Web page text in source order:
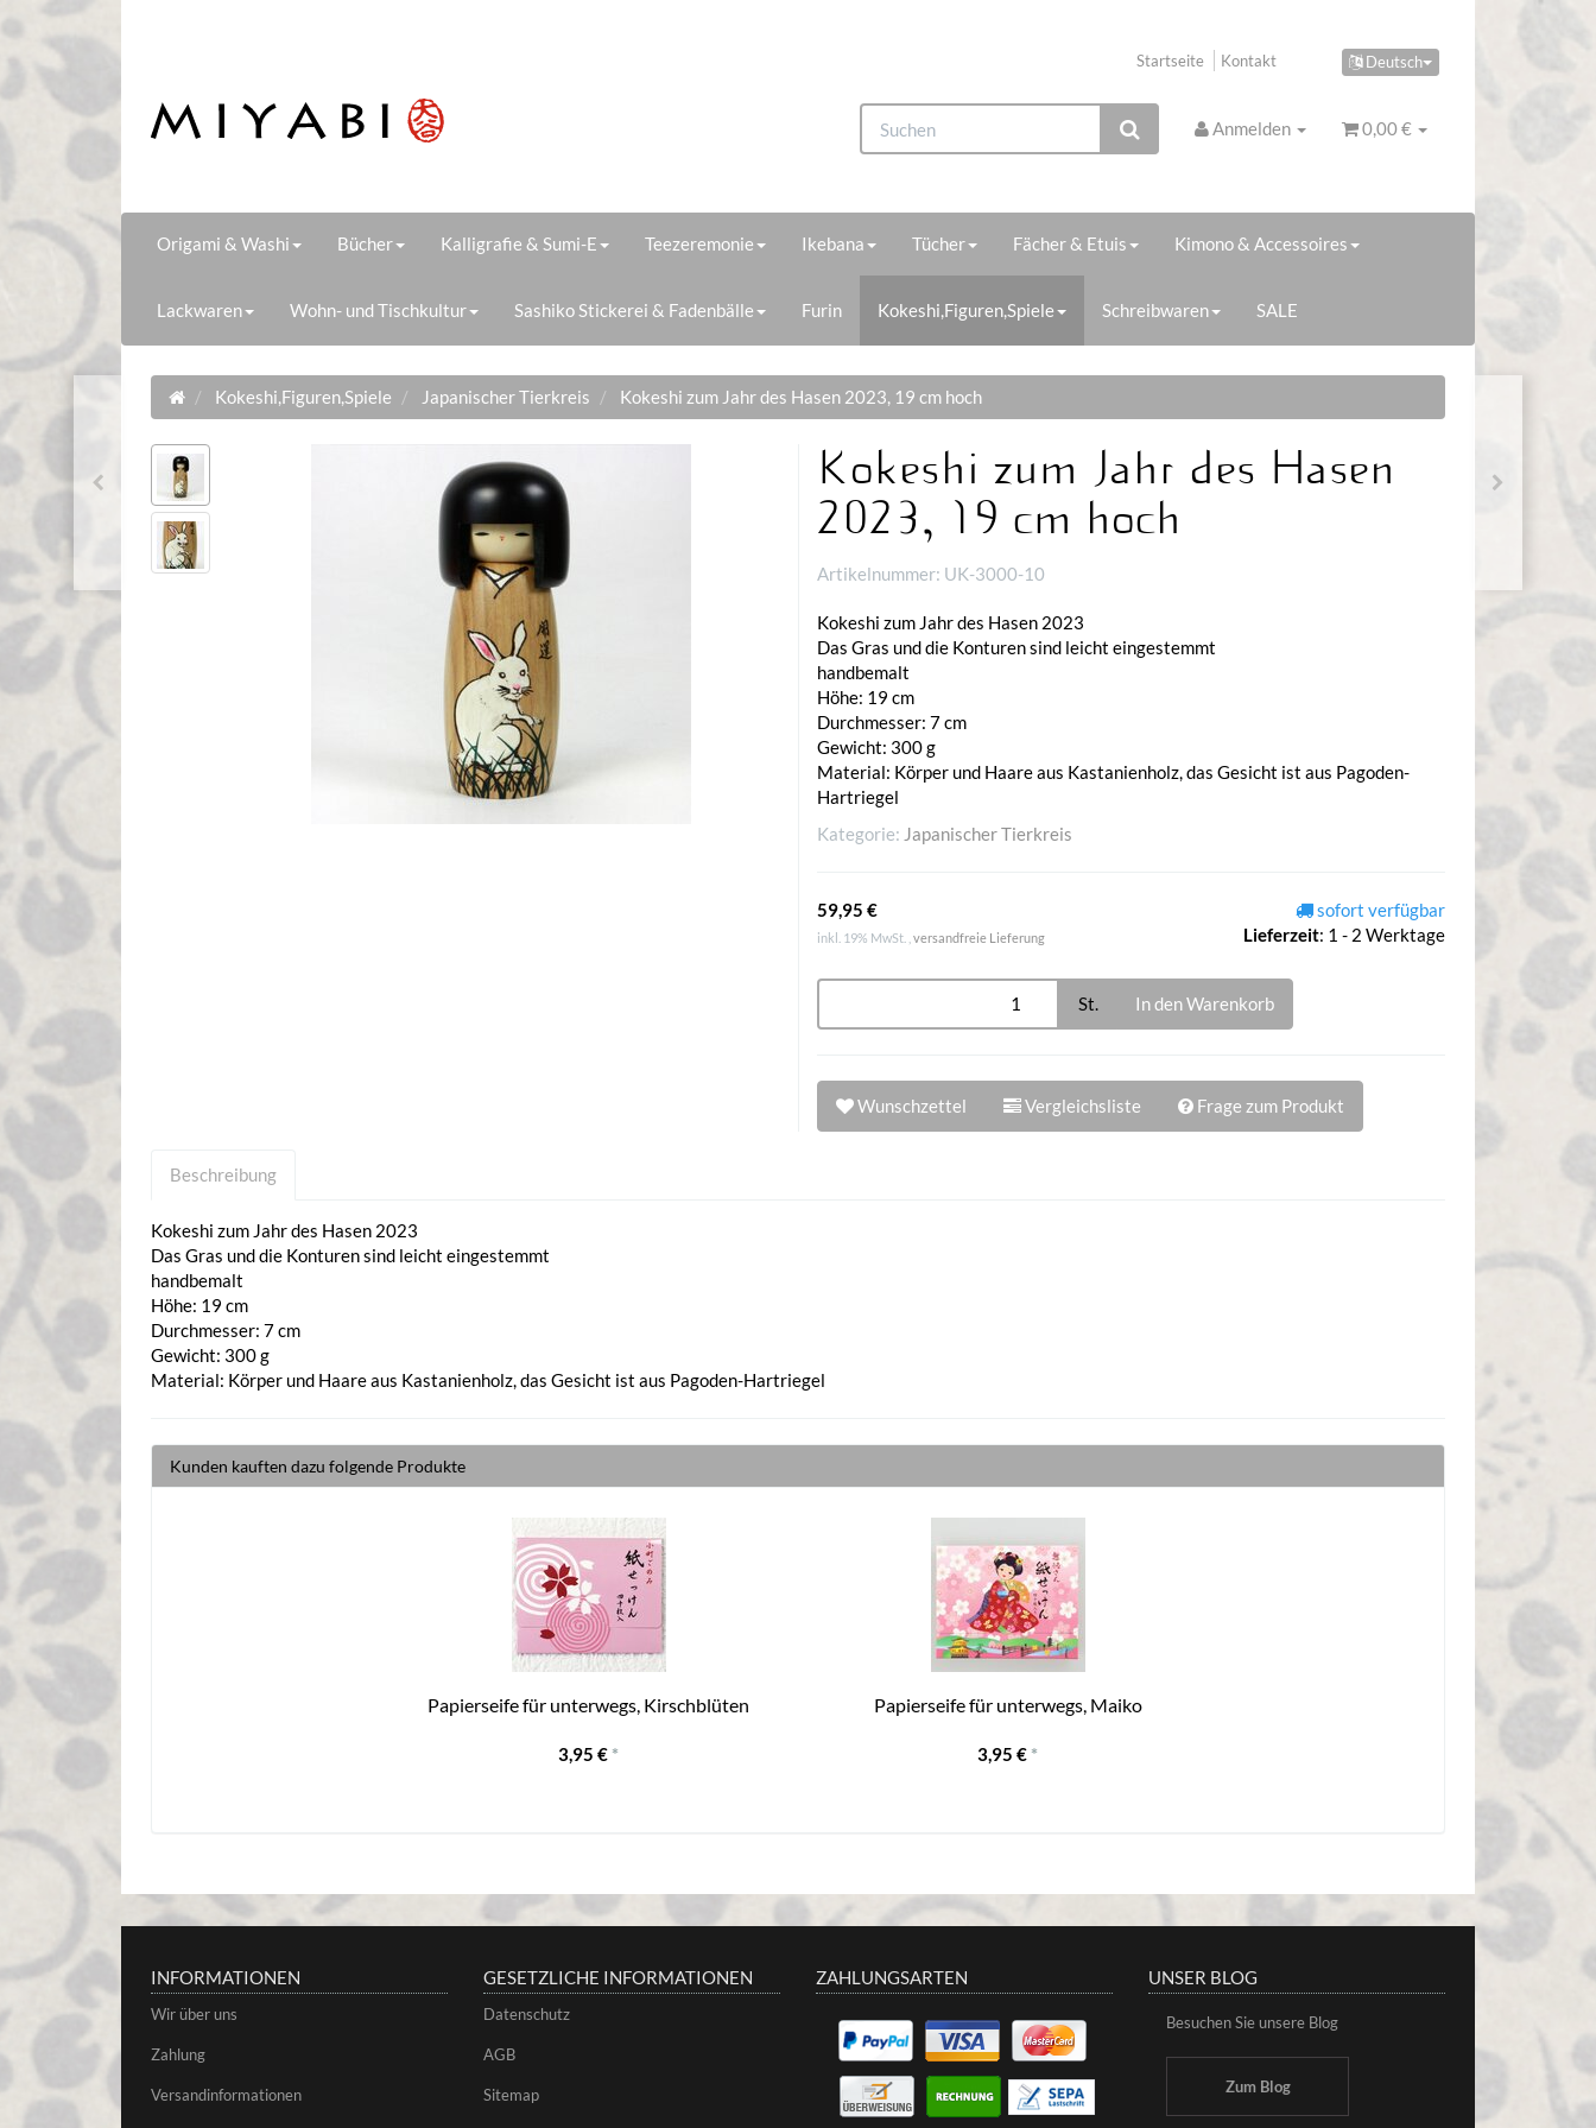
Deutsch
Startseite Kontakt
Anmelden 0,00 €
Origami & Washi Bücher Kalligrafie & Sumi-E Teezeremonie Ikebana Tücher Fächer & Etuis Kimono & Accessoires
Lackwaren Wohn- und Tischkultur Sashiko Stickerei & Fadenbälle Furin Kokeshi,Figuren,Spiele Schreibwaren SALE
Kokeshi,Figuren,Spiele Japanischer Tierkreis Kokeshi zum Jahr des Hasen 2023, 19 cm hoch
Kokeshi zum Jahr des Hasen
2023, 19 cm hoch
Artikelnummer: UK-3000-10
Kokeshi zum Jahr des Hasen 2023
Das Gras und die Konturen sind leicht eingestemmt
handbemalt
Höhe: 19 cm
Durchmesser: 7 cm
Gewicht: 300 g
Material: Körper und Haare aus Kastanienholz, das Gesicht ist aus Pagoden-
Hartriegel
Kategorie: Japanischer Tierkreis
59,95 €
inkl. 19% MwSt. , versandfreie Lieferung
sofort verfügbar
Lieferzeit: 1 - 2 Werktage
St. In den Warenkorb
Wunschzettel Vergleichsliste Frage zum Produkt
Beschreibung
Kokeshi zum Jahr des Hasen 2023
Das Gras und die Konturen sind leicht eingestemmt
handbemalt
Höhe: 19 cm
Durchmesser: 7 cm
Gewicht: 300 g
Material: Körper und Haare aus Kastanienholz, das Gesicht ist aus Pagoden-Hartriegel
Kunden kauften dazu folgende Produkte
Papierseife für unterwegs, Kirschblüten
3,95 € *
Papierseife für unterwegs, Maiko
3,95 € *
INFORMATIONEN
Wir über uns
Zahlung
Versandinformationen
GESETZLICHE INFORMATIONEN
Datenschutz
AGB
Sitemap
ZAHLUNGSARTEN UNSER BLOG
Besuchen Sie unsere Blog
Zum Blog